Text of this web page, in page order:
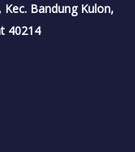
Kec. Bandung Kulon,
40214